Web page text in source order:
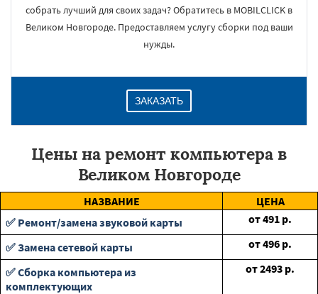
собрать лучший для своих задач? Обратитесь в MOBILCLICK в
Великом Новгороде. Предоставляем услугу сборки под ваши
нужды.
ЗАКАЗАТЬ
Цены на ремонт компьютера в
Великом Новгороде
НАЗВАНИЕ
ЦЕНА
✅ Ремонт/замена звуковой карты
от491 р.
✅ Замена сетевой карты
от496 р.
✅ Сборка компьютера из
комплектующих
от2493 р.